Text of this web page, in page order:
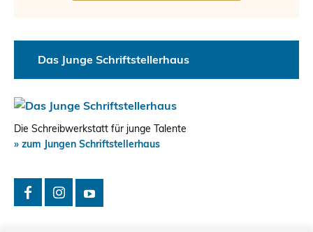
Das Junge Schriftstellerhaus
Die Schreibwerkstatt für junge Talente
» zum Jungen Schriftstellerhaus